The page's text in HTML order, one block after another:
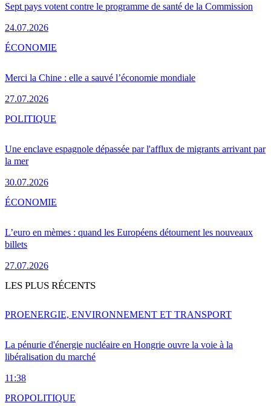
Sept pays votent contre le programme de santé de la Commission
24.07.2026
Merci la Chine : elle a sauvé l’économie mondiale
27.07.2026
ÉCONOMIE
Une enclave espagnole dépassée par l'afflux de migrants arrivant par
la mer
30.07.2026
POLITIQUE
L’euro en mèmes : quand les Européens détournent les nouveaux
billets
27.07.2026
ÉCONOMIE
LES PLUS RÉCENTS
La pénurie d'énergie nucléaire en Hongrie ouvre la voie à la
libéralisation du marché
11:38
PROENERGIE, ENVIRONNEMENT ET TRANSPORT
PROPOLITIQUE